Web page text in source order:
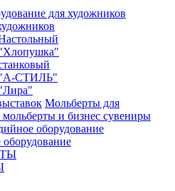
для художников
"А-СТИЛЬ"
Мольберты для
и бизнес сувениры
оборудование